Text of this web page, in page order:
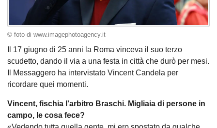
© foto di www.imagephotoagency.it
Il 17 giugno di 25 anni la Roma vinceva il suo terzo
scudetto, dando il via a una festa in città che durò per mesi.
Il Messaggero ha intervistato Vincent Candela per
ricordare quei momenti.
Vincent, fischia l'arbitro Braschi. Migliaia di persone in
campo, le cosa fece?